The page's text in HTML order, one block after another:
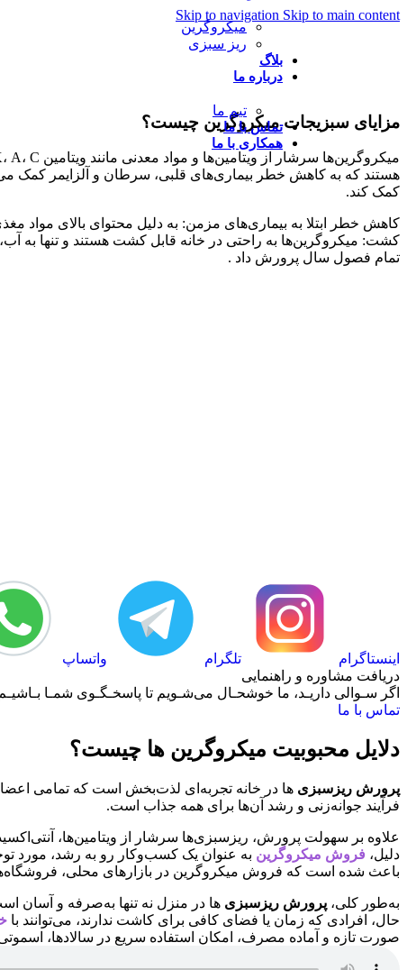
Skip to navigation Skip to main content
میکروگرین
ریز سبزی
بلاگ
درباره ما
تیم ما
تماس با ما
همکاری با ما
مزایای سبزیجات میکروگرین چیست؟
کمک کند.
کشت: میکروگرین‌ها به راحتی در خانه قابل کشت هستند و تنها به
تمام فصول سال پرورش داد .
اینستاگرام تلگرام
واتساپ
دریافت مشاوره و راهنمایی
اگر سـوالی داریـد، ما خوشحـال می‌شـویم تا پاسخـگـوی شمـا
تماس با ما
دلایل محبوبیت میکروگرین ها چیست؟
پرورش ریزسبزی‌ ها در خانه تجربه‌ای لذت‌بخش است که تمامی اعضای
فرآیند جوانه‌زنی و رشد آن‌ها برای همه جذاب است.
علاوه بر سهولت پرورش، ریزسبزی‌ها سرشار از ویتامین‌ها،
دلیل، فروش میکروگرین به عنوان یک کسب‌وکار رو به رشد، مورد
باعث شده است که فروش میکروگرین در بازارهای محلی،
به‌طور کلی، پرورش ریزسبزی‌ ها در منزل نه تنها به‌صرفه و آسان
حال، افرادی که زمان یا فضای کافی برای کاشت ندارند، می‌توانند با
صورت تازه و آماده مصرف، امکان استفاده سریع در سالادها،